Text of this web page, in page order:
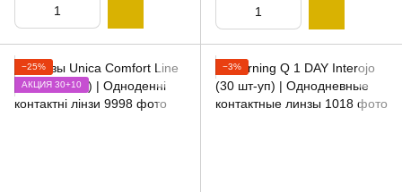
−25%
АКЦИЯ 30+10
−3%